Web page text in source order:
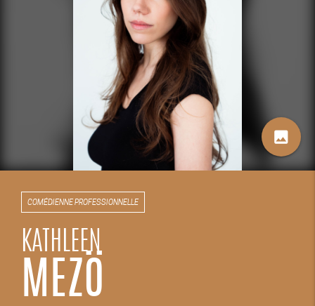
image
COMÉDIENNE PROFESSIONNELLE
KATHLEEN
MEZÖ